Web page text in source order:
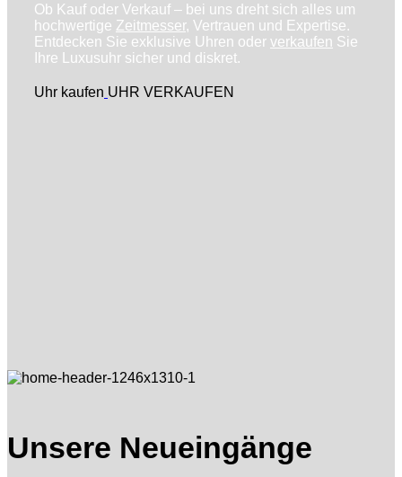
Ob Kauf oder Verkauf – bei uns dreht sich alles um
hochwertige Zeitmesser, Vertrauen und Expertise.
Entdecken Sie exklusive Uhren oder verkaufen Sie
Ihre Luxusuhr sicher und diskret.
Uhr kaufen UHR VERKAUFEN
Unsere Neueingänge